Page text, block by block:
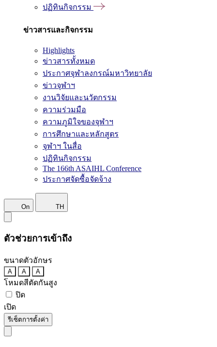
ปฏิทินกิจกรรม
ข่าวสารและกิจกรรม
Highlights
ข่าวสารทั้งหมด
ประกาศจุฬาลงกรณ์มหาวิทยาลัย
ข่าวจุฬาฯ
งานวิจัยและนวัตกรรม
ความร่วมมือ
ความภูมิใจของจุฬาฯ
การศึกษาและหลักสูตร
จุฬาฯ ในสื่อ
ปฏิทินกิจกรรม
The 166th ASAIHL Conference
ประกาศจัดซื้อจัดจ้าง
On TH
ตัวช่วยการเข้าถึง
ขนาดตัวอักษร
A A A
โหมดสีตัดกันสูง
ปิด
เปิด
รีเซ็ตการตั้งค่า